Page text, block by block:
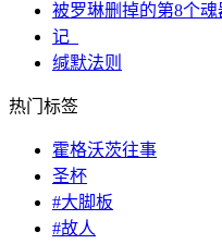
被罗琳删掉的第8个魂
记_
缄默法则
热门标签
霍格沃茨往事
圣杯
#大脚板
#故人